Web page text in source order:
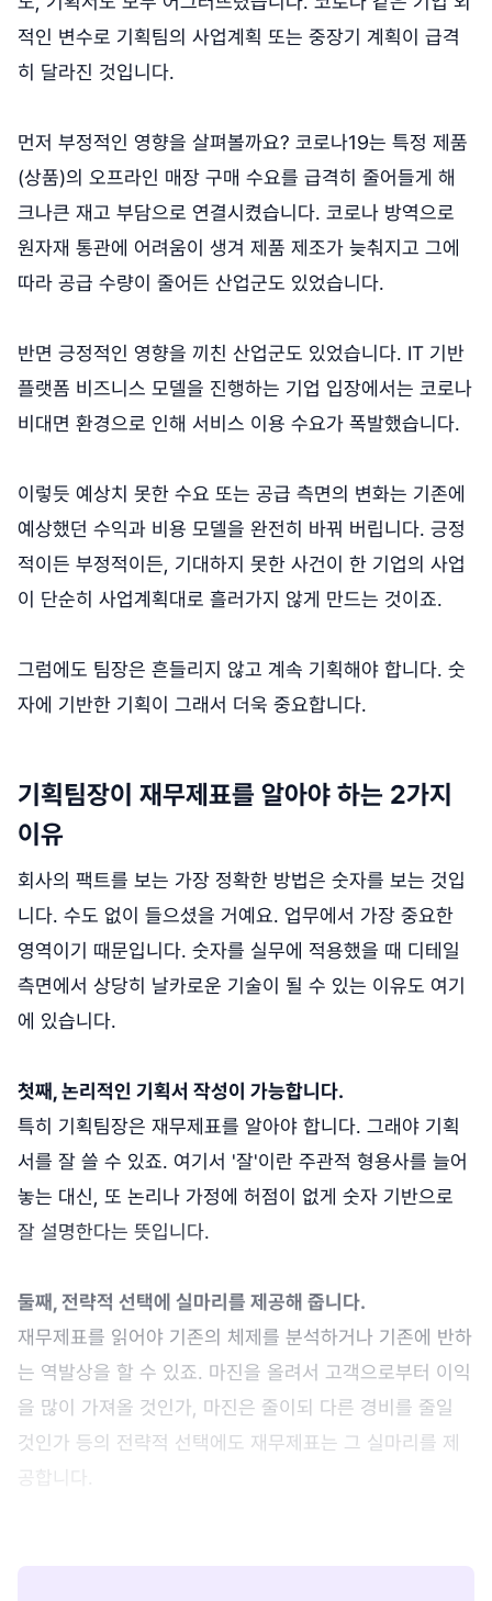
적인 변수로 기획팀의 사업계획 또는 중장기 계획이 급격
히 달라진 것입니다.
먼저 부정적인 영향을 살펴볼까요? 코로나19는 특정 제품
(상품)의 오프라인 매장 구매 수요를 급격히 줄어들게 해
크나큰 재고 부담으로 연결시켰습니다. 코로나 방역으로
원자재 통관에 어려움이 생겨 제품 제조가 늦춰지고 그에
따라 공급 수량이 줄어든 산업군도 있었습니다.
반면 긍정적인 영향을 끼친 산업군도 있었습니다. IT 기반
플랫폼 비즈니스 모델을 진행하는 기업 입장에서는 코로나
비대면 환경으로 인해 서비스 이용 수요가 폭발했습니다.
이렇듯 예상치 못한 수요 또는 공급 측면의 변화는 기존에
예상했던 수익과 비용 모델을 완전히 바꿔 버립니다. 긍정
적이든 부정적이든, 기대하지 못한 사건이 한 기업의 사업
이 단순히 사업계획대로 흘러가지 않게 만드는 것이죠.
그럼에도 팀장은 흔들리지 않고 계속 기획해야 합니다. 숫
자에 기반한 기획이 그래서 더욱 중요합니다.
기획팀장이 재무제표를 알아야 하는 2가지
이유
회사의 팩트를 보는 가장 정확한 방법은 숫자를 보는 것입
니다. 수도 없이 들으셨을 거예요. 업무에서 가장 중요한
영역이기 때문입니다. 숫자를 실무에 적용했을 때 디테일
측면에서 상당히 날카로운 기술이 될 수 있는 이유도 여기
에 있습니다.
첫째, 논리적인 기획서 작성이 가능합니다.
특히 기획팀장은 재무제표를 알아야 합니다. 그래야 기획
서를 잘 쓸 수 있죠. 여기서 '잘'이란 주관적 형용사를 늘어
놓는 대신, 또 논리나 가정에 허점이 없게 숫자 기반으로
잘 설명한다는 뜻입니다.
둘째, 전략적 선택에 실마리를 제공해 줍니다.
재무제표를 읽어야 기존의 체제를 분석하거나 기존에 반하
는 역발상을 할 수 있죠. 마진을 올려서 고객으로부터 이익
을 많이 가져올 것인가, 마진은 줄이되 다른 경비를 줄일
것인가 등의 전략적 선택에도 재무제표는 그 실마리를 제
공합니다.